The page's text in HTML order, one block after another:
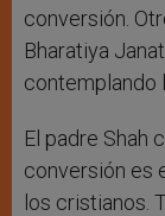
conversión.
Bharatiya
contemplando
El padre Shah
conversión es
los cristianos.